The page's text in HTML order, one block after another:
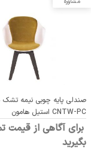
صندلی پایه چوبی نیمه
CNTW-PC استیل هامون
برای آگاهی از قیمت
بگیرید